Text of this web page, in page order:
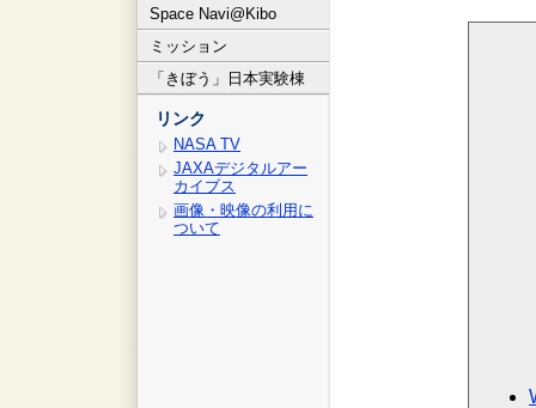
Space Navi@Kibo
ミッション
「きぼう」日本実験棟
リンク
NASA TV
JAXAデジタルアー
カイブス
画像・映像の利用に
ついて